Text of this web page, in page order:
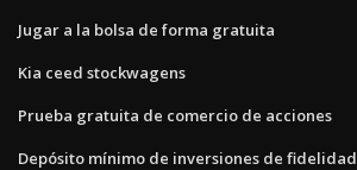
Jugar a la bolsa de forma gratuita
Kia ceed stockwagens
Prueba gratuita de comercio de acciones
Depósito mínimo de inversiones de fidelidad